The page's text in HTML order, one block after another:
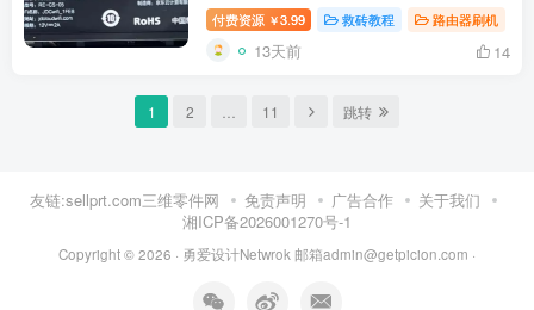
付费资源 ￥3.99 救砖教程 路由器刷机
13天前 14
1 2 11 跳转
友链:sellprt.com三维零件网 免责声明 广告合作
关于我们
湘ICP备2026001270号-1
Copyright © 2026 · 勇爱设计Netwrok 邮箱admin@getpicion.com ·